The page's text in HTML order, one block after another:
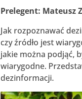
Prelegent: Mateusz
Jak rozpoznawać
czy źródło jest
jakie można podjąć,
wiarygodne.
dezinformacji.